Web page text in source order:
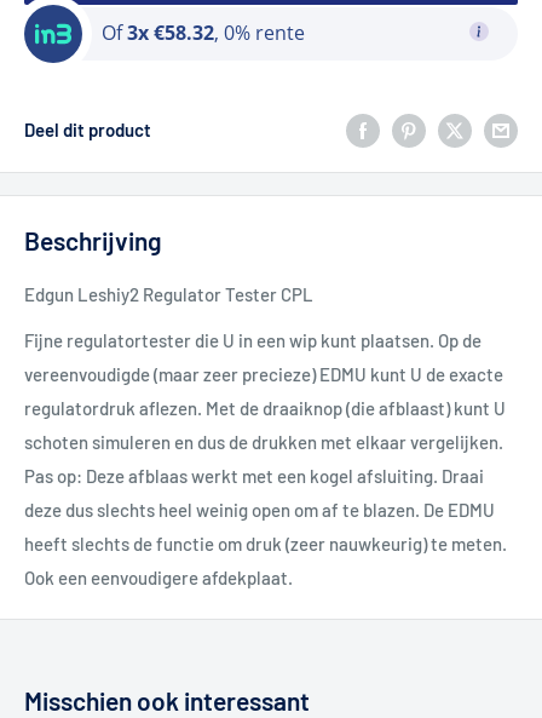
Of3x €58.32, 0% rente
Deel dit product
Beschrijving
Edgun Leshiy2 Regulator Tester CPL
Fijne regulatortester die U in een wip kunt plaatsen. Op de
vereenvoudigde (maar zeer precieze) EDMU kunt U de exacte
regulatordruk aflezen. Met de draaiknop (die afblaast) kunt U
schoten simuleren en dus de drukken met elkaar vergelijken.
Pas op: Deze afblaas werkt met een kogel afsluiting. Draai
deze dus slechts heel weinig open om af te blazen. De EDMU
heeft slechts de functie om druk (zeer nauwkeurig) te meten.
Ook een eenvoudigere afdekplaat.
Misschien ook interessant